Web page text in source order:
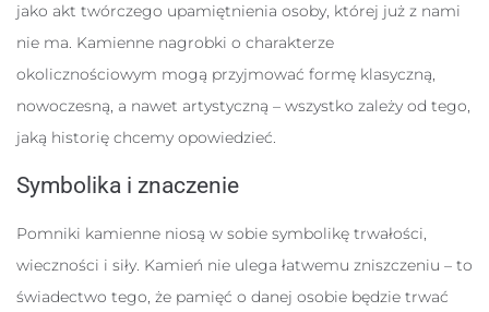
jako akt twórczego upamiętnienia osoby, której już z nami
nie ma. Kamienne nagrobki o charakterze
okolicznościowym mogą przyjmować formę klasyczną,
nowoczesną, a nawet artystyczną – wszystko zależy od tego,
jaką historię chcemy opowiedzieć.
Symbolika i znaczenie
Pomniki kamienne niosą w sobie symbolikę trwałości,
wieczności i siły. Kamień nie ulega łatwemu zniszczeniu – to
świadectwo tego, że pamięć o danej osobie będzie trwać